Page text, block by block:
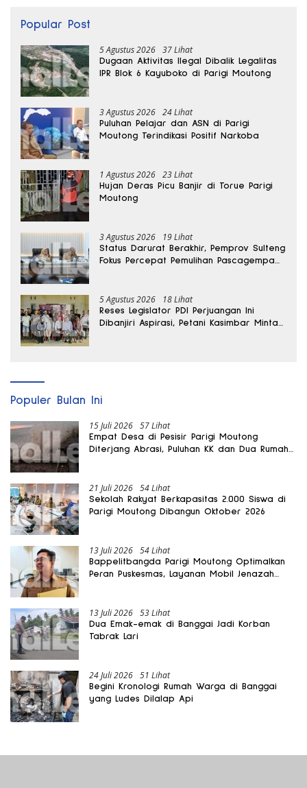
Popular Post
5 Agustus 2026 37 Lihat
Dugaan Aktivitas Ilegal Dibalik Legalitas
IPR Blok 6 Kayuboko di Parigi Moutong
3 Agustus 2026 24 Lihat
Puluhan Pelajar dan ASN di Parigi
Moutong Terindikasi Positif Narkoba
1 Agustus 2026 23 Lihat
Hujan Deras Picu Banjir di Torue Parigi
Moutong
3 Agustus 2026 19 Lihat
Status Darurat Berakhir, Pemprov Sulteng
Fokus Percepat Pemulihan Pascagempa
5 Agustus 2026 18 Lihat
Reses Legislator PDI Perjuangan Ini
Dibanjiri Aspirasi, Petani Kasimbar Minta
Populer Bulan Ini
15 Juli 2026 57 Lihat
Empat Desa di Pesisir Parigi Moutong
Diterjang Abrasi, Puluhan KK dan Dua Rumah
21 Juli 2026 54 Lihat
Sekolah Rakyat Berkapasitas 2.000 Siswa di
Parigi Moutong Dibangun Oktober 2026
13 Juli 2026 54 Lihat
Bappelitbangda Parigi Moutong Optimalkan
Peran Puskesmas, Layanan Mobil Jenazah
13 Juli 2026 53 Lihat
Dua Emak-emak di Banggai Jadi Korban
Tabrak Lari
24 Juli 2026 51 Lihat
Begini Kronologi Rumah Warga di Banggai
yang Ludes Dilalap Api